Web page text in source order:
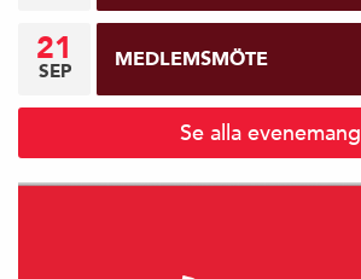
21
SEP MEDLEMSMÖTE
Se alla evenemang